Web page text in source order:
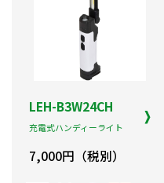
LEH-B3W24CH
充電式ハンディーライト
7,000円（税別）